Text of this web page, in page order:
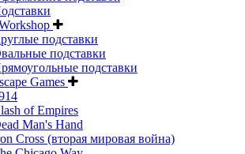
подставки
подставки
подставки
Games
of Empires
Man's Hand
Cross (вторая мировая война)